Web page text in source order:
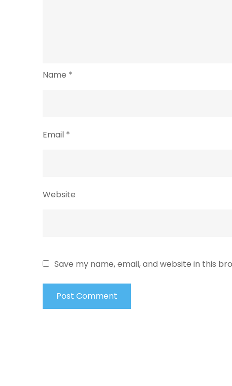
Name *
Email *
Website
Save my name, email, and website in this